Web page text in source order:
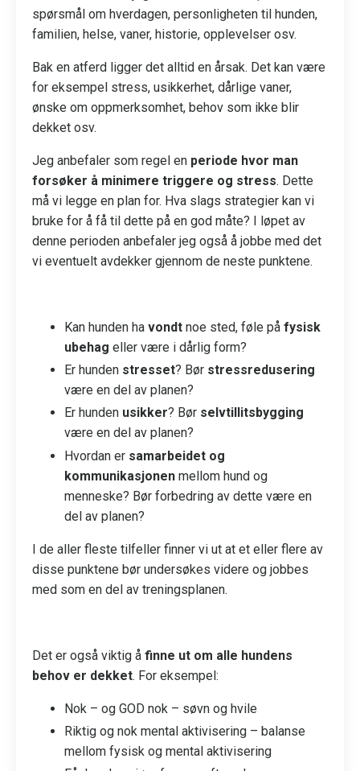
spørsmål om hverdagen, personligheten til hunden,
familien, helse, vaner, historie, opplevelser osv.
Bak en atferd ligger det alltid en årsak. Det kan være
for eksempel stress, usikkerhet, dårlige vaner,
ønske om oppmerksomhet, behov som ikke blir
dekket osv.
Jeg anbefaler som regel en periode hvor man
forsøker å minimere triggere og stress. Dette
må vi legge en plan for. Hva slags strategier kan vi
bruke for å få til dette på en god måte? I løpet av
denne perioden anbefaler jeg også å jobbe med det
vi eventuelt avdekker gjennom de neste punktene.
Kan hunden ha vondt noe sted, føle på fysisk
ubehag eller være i dårlig form?
Er hunden stresset? Bør stressredusering
være en del av planen?
Er hunden usikker? Bør selvtillitsbygging
være en del av planen?
Hvordan er samarbeidet og
kommunikasjonen mellom hund og
menneske? Bør forbedring av dette være en
del av planen?
I de aller fleste tilfeller finner vi ut at et eller flere av
disse punktene bør undersøkes videre og jobbes
med som en del av treningsplanen.
Det er også viktig å finne ut om alle hundens
behov er dekket. For eksempel:
Nok – og GOD nok – søvn og hvile
Riktig og nok mental aktivisering – balanse
mellom fysisk og mental aktivisering